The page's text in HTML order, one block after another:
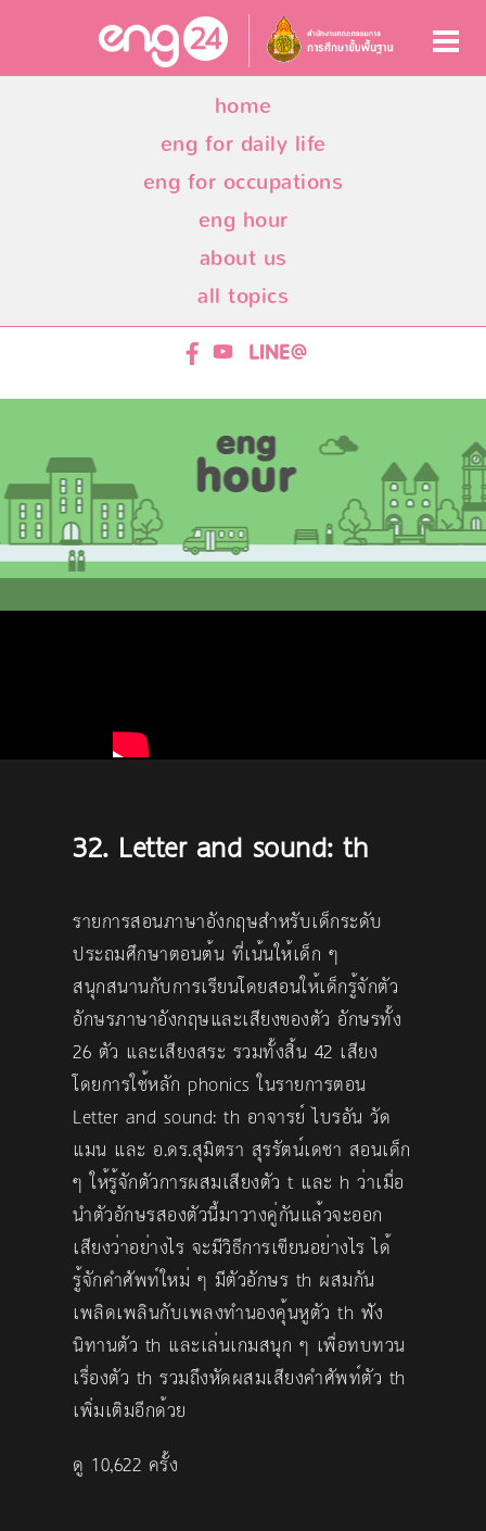
home
eng for daily life
eng for occupations
eng hour
about us
all topics
32. Letter and sound: th
รายการสอนภาษาอังกฤษสำหรับเด็กระดับ
ประถมศึกษาตอนต้น ที่เน้นให้เด็ก ๆ
สนุกสนานกับการเรียนโดยสอนให้เด็กรู้จักตัว
อักษรภาษาอังกฤษและเสียงของตัว อักษรทั้ง
26 ตัว และเสียงสระ รวมทั้งสิ้น 42 เสียง
โดยการใช้หลัก phonics ในรายการตอน
Letter and sound: th อาจารย์ ไบรอัน วัด
แมน และ อ.ดร.สุมิตรา สุรรัตน์เดชา สอนเด็ก
ๆ ให้รู้จักตัวการผสมเสียงตัว t และ h ว่าเมื่อ
นำตัวอักษรสองตัวนี้มาวางคู่กันแล้วจะออก
เสียงว่าอย่างไร จะมีวิธีการเขียนอย่างไร ได้
รู้จักคำศัพท์ใหม่ ๆ มีตัวอักษร th ผสมกัน
เพลิดเพลินกับเพลงทำนองคุ้นหูตัว th ฟัง
นิทานตัว th และเล่นเกมสนุก ๆ เพื่อทบทวน
เรื่องตัว th รวมถึงหัดผสมเสียงคำศัพท์ตัว th
เพิ่มเติมอีกด้วย
ดู 10,622 ครั้ง